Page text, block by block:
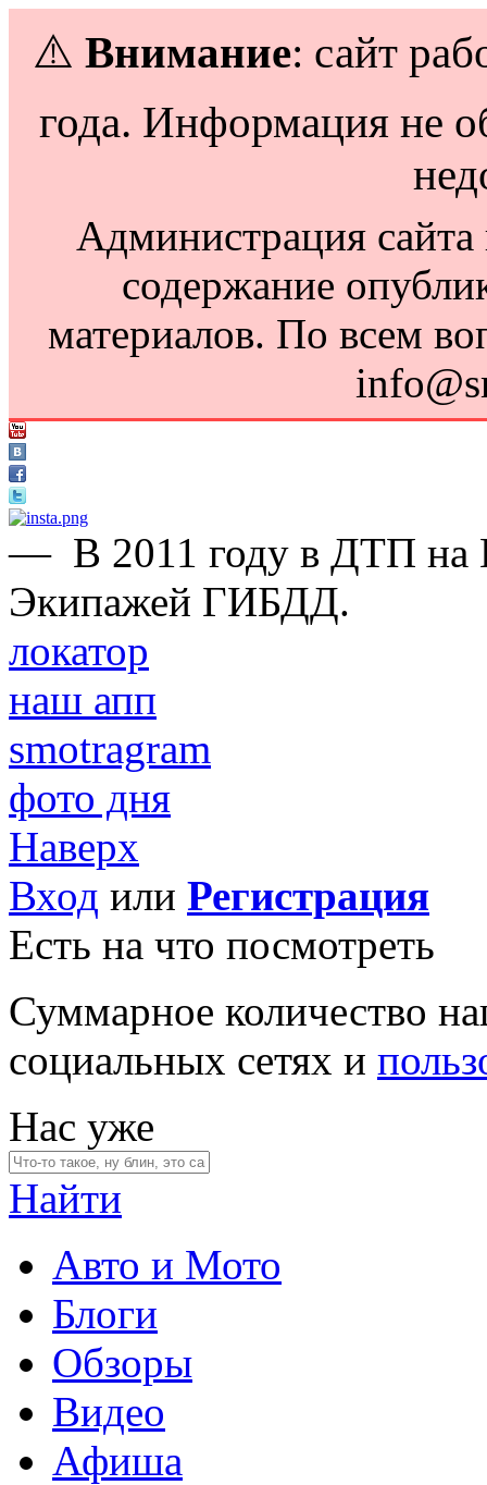
⚠️ Внимание: сайт
года. Информация не
Администрация сайта
содержание
материалов. По всем
— В 2011 году в ДТП на
Экипажей ГИБДД.
локатор
наш апп
smotragram
фото дня
Наверх
Вход или Регистрация
Есть на что посмотреть
Суммарное количество
социальных сетях и
Нас уже
Найти
Авто и Мото
Блоги
Обзоры
Видео
Афиша